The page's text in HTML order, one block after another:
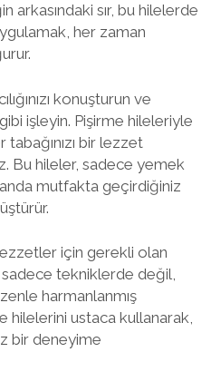
arkasındaki sır, bu hilelerde
her zaman
konuşturun ve
işleyin. Pişirme hileleriyle
tabağınızı bir lezzet
Bu hileler, sadece yemek
mutfakta geçirdiğiniz
için gerekli olan
tekniklerde değil,
harmanlanmış
hilelerini ustaca kullanarak,
bir deneyime